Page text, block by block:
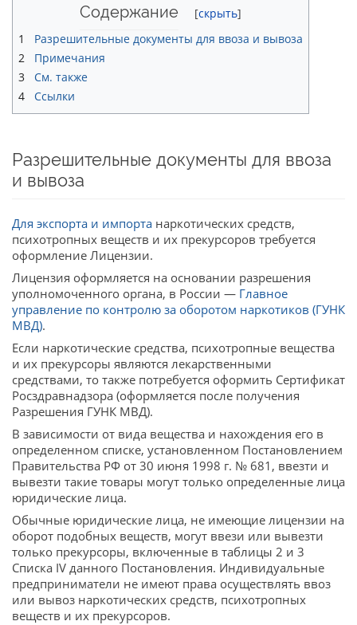
Содержание
1
Разрешительные документы для ввоза и вывоза
2
Примечания
3
См. также
4
Ссылки
Разрешительные документы для ввоза
и вывоза
Для экспорта и импорта наркотических средств,
психотропных веществ и их прекурсоров требуется
оформление Лицензии.
Лицензия оформляется на основании разрешения
уполномоченного органа, в России — Главное
управление по контролю за оборотом наркотиков (ГУНК
МВД).
Если наркотические средства, психотропные вещества
и их прекурсоры являются лекарственными
средствами, то также потребуется оформить Сертификат
Росздравнадзора (оформляется после получения
Разрешения ГУНК МВД).
В зависимости от вида вещества и нахождения его в
определенном списке, установленном Постановлением
Правительства РФ от 30 июня 1998 г. № 681, ввезти и
вывезти такие товары могут только определенные лица
юридические лица.
Обычные юридические лица, не имеющие лицензии на
оборот подобных веществ, могут ввези или вывезти
только прекурсоры, включенные в таблицы 2 и 3
Списка IV данного Постановления. Индивидуальные
предприниматели не имеют права осуществлять ввоз
или вывоз наркотических средств, психотропных
веществ и их прекурсоров.